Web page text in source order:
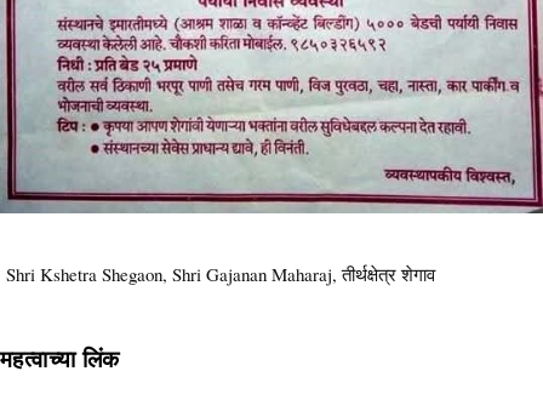
Shri Kshetra Shegaon, Shri Gajanan Maharaj, तीर्थक्षेत्र शेगाव
महत्वाच्या लिंक